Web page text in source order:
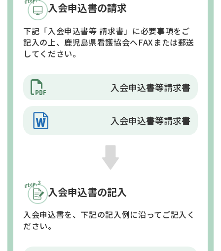
入会申込書の請求
下記「入会申込書等 請求書」に必要事項をご
記入の上、 鹿児島県看護協会へFAXまたは郵送
してください。
入会申込書等請求書
入会申込書等請求書
入会申込書の記入
入会申込書を、下記の記入例に沿ってご記入く
ださい。